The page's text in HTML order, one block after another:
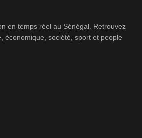
en temps réel au Sénégal. Retrouvez
économique, société, sport et people